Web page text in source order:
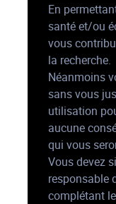
En
santé et/ou
vous
la recherche.
Néanmoins
sans vous
utilisation
aucune
qui vous
Vous devez
responsable
complétant le